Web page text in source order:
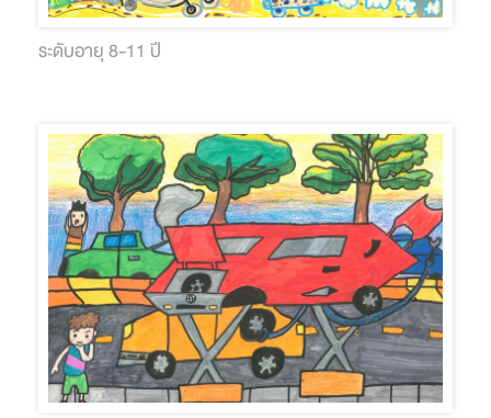
ระดับอายุ 8-11 ปี